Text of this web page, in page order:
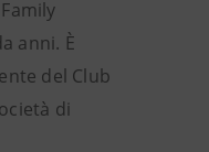
anni. È
del Club
di